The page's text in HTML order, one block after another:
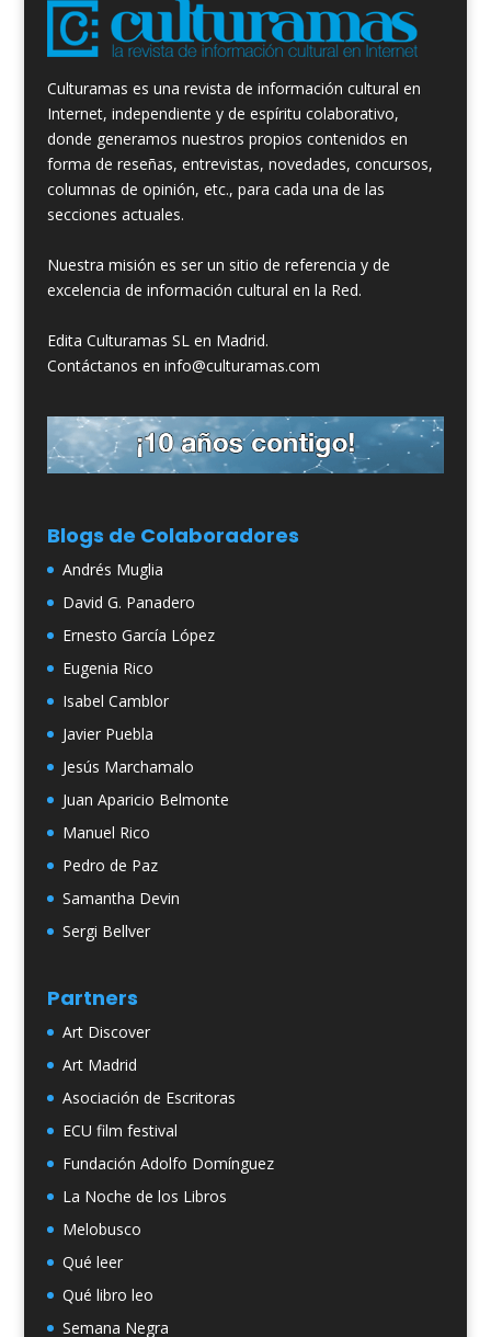
Culturamas es una revista de información cultural en
Internet, independiente y de espíritu colaborativo,
donde generamos nuestros propios contenidos en
forma de reseñas, entrevistas, novedades, concursos,
columnas de opinión, etc., para cada una de las
secciones actuales.
Nuestra misión es ser un sitio de referencia y de
excelencia de información cultural en la Red.
Edita Culturamas SL en Madrid.
Contáctanos en info@culturamas.com
Blogs de Colaboradores
Andrés Muglia
David G. Panadero
Ernesto García López
Eugenia Rico
Isabel Camblor
Javier Puebla
Jesús Marchamalo
Juan Aparicio Belmonte
Manuel Rico
Pedro de Paz
Samantha Devin
Sergi Bellver
Partners
Art Discover
Art Madrid
Asociación de Escritoras
ECU film festival
Fundación Adolfo Domínguez
La Noche de los Libros
Melobusco
Qué leer
Qué libro leo
Semana Negra